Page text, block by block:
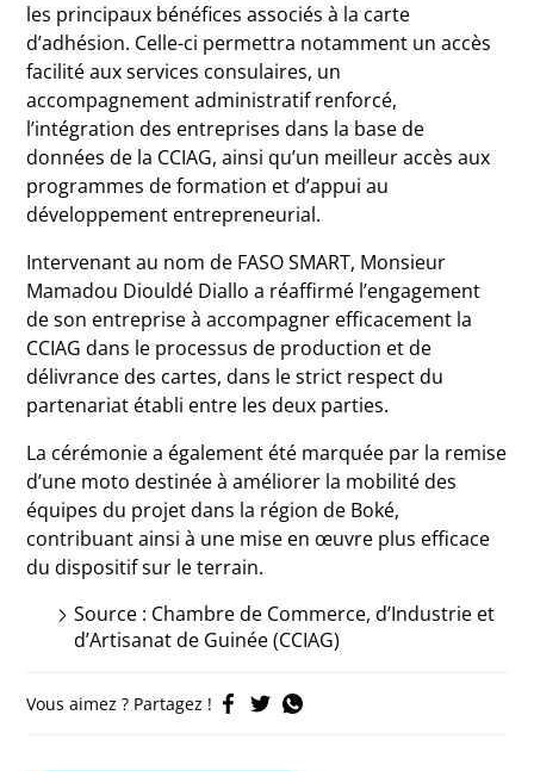
les principaux bénéfices associés à la carte
d’adhésion. Celle-ci permettra notamment un accès
facilité aux services consulaires, un
accompagnement administratif renforcé,
l’intégration des entreprises dans la base de
données de la CCIAG, ainsi qu’un meilleur accès aux
programmes de formation et d’appui au
développement entrepreneurial.
Intervenant au nom de FASO SMART, Monsieur
Mamadou Diouldé Diallo a réaffirmé l’engagement
de son entreprise à accompagner efficacement la
CCIAG dans le processus de production et de
délivrance des cartes, dans le strict respect du
partenariat établi entre les deux parties.
La cérémonie a également été marquée par la remise
d’une moto destinée à améliorer la mobilité des
équipes du projet dans la région de Boké,
contribuant ainsi à une mise en œuvre plus efficace
du dispositif sur le terrain.
Source : Chambre de Commerce, d’Industrie et
d’Artisanat de Guinée (CCIAG)
Vous aimez ? Partagez !